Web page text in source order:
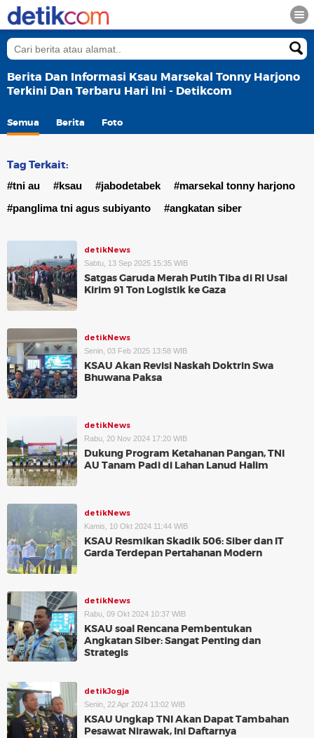
Berita Dan Informasi Ksau Marsekal Tonny Harjono
Terkini Dan Terbaru Hari Ini - Detikcom
Semua Berita Foto
Tag Terkait:
#tni au #ksau #jabodetabek
#marsekal tonny harjono
#panglima tni agus subiyanto
#angkatan siber
detikNews
Sabtu, 13 Sep 2025 15:35 WIB
Satgas Garuda Merah Putih Tiba di RI Usai
Kirim 91 Ton Logistik ke Gaza
detikNews
Senin, 03 Feb 2025 13:58 WIB
KSAU Akan Revisi Naskah Doktrin Swa
Bhuwana Paksa
detikNews
Rabu, 20 Nov 2024 17:20 WIB
Dukung Program Ketahanan Pangan, TNI
AU Tanam Padi di Lahan Lanud Halim
detikNews
Kamis, 10 Okt 2024 11:44 WIB
KSAU Resmikan Skadik 506: Siber dan IT
Garda Terdepan Pertahanan Modern
detikNews
Rabu, 09 Okt 2024 10:37 WIB
KSAU soal Rencana Pembentukan
Angkatan Siber: Sangat Penting dan
Strategis
detikJogja
Senin, 22 Apr 2024 13:02 WIB
KSAU Ungkap TNI Akan Dapat Tambahan
Pesawat Nirawak, Ini Daftarnya